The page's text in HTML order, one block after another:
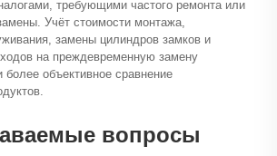
требующими частого ремонта или
Учёт стоимости монтажа,
замены цилиндров замков и
на преждевременную замену
более объективное сравнение
вопросы